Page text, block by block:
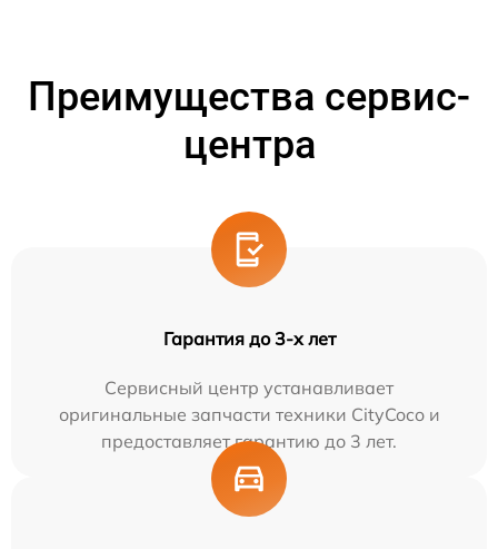
Преимущества сервис-
центра
Гарантия до 3-х лет
Сервисный центр устанавливает
оригинальные запчасти техники CityCoco и
предоставляет гарантию до 3 лет.